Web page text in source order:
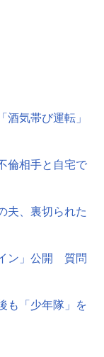
気帯び運転」
倫相手と自宅で
夫、裏切られた
ン」公開 質問
も「少年隊」を